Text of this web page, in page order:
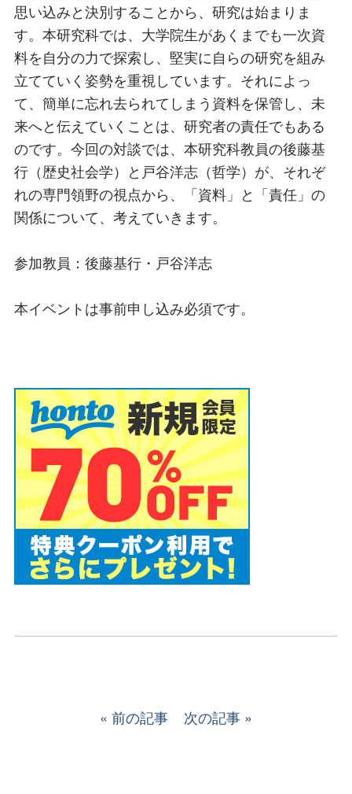
思い込みと決別することから、研究は始まりま
す。本研究科では、大学院生があくまでも一次資
料を自分の力で探索し、堅実に自らの研究を組み
立てていく姿勢を重視しています。それによっ
て、簡単に忘れ去られてしまう資料を保管し、未
来へと伝えていくことは、研究者の責任でもある
のです。今回の対談では、本研究科教員の後藤基
行（歴史社会学）と戸谷洋志（哲学）が、それぞ
れの専門領野の視点から、「資料」と「責任」の
関係について、考えていきます。
参加教員：後藤基行・戸谷洋志
本イベントは事前申し込み必須です。
前の記事 次の記事